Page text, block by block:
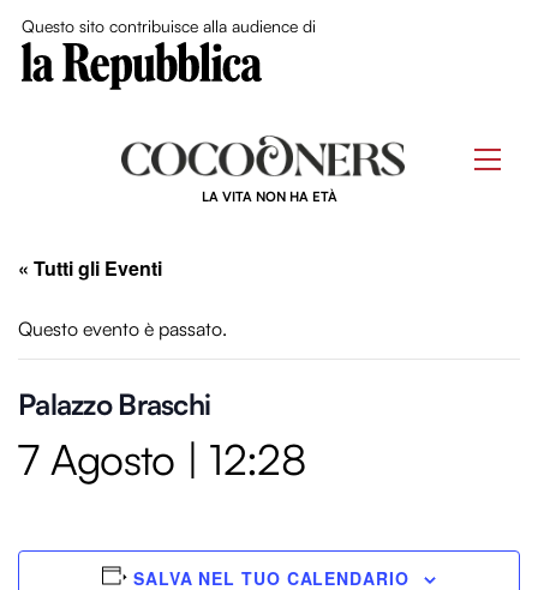
Questo sito contribuisce alla audience di
LA VITA NON HA ETÀ
« Tutti gli Eventi
Questo evento è passato.
Palazzo Braschi
7 Agosto | 12:28
SALVA NEL TUO CALENDARIO